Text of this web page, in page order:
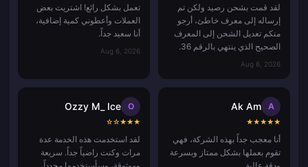
لقد قمت بشحن رصيد ولكن تم
إرساله إلى معرف خاطئ، أرجو
منكم تعديل الشحن إلى المعرف
الصحيح الذي ينتهي بالرقم 36.
Aug 6, 2026
تعمل بشكل رائع! اشتريت بعض
العملات وأعطوني كمية إضافية،
أنا سعيد جداً.
Aug 6, 2026
A
Ak Am
★
★
★
★
★
أنا معجب جداً بهذه الشركة، فهي
تقوم بعملها بشكل ممتاز وبسرعة
O
Ozzy M_ Ice
★
★
★
☆
☆
لقد استخدمت هذه الخدمة عدة
مرات وكنت راضياً جداً. سريعة